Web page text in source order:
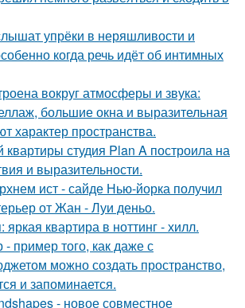
упрёки в неряшливости и
когда речь идёт об интимных
вокруг атмосферы и звука:
большие окна и выразительная
характер пространства.
квартиры студия Plan A построила на
и выразительности.
ист - сайде Нью-йорка получил
от Жан - Луи деньо.
яркая квартира в ноттинг - хилл.
- пример того, как даже с
можно создать пространство,
и запоминается.
- новое совместное